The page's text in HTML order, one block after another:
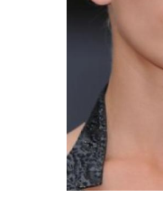
Прически на лето